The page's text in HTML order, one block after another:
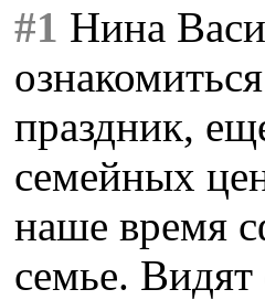
#1 Нина
праздник,
семейных
наше время
семье.